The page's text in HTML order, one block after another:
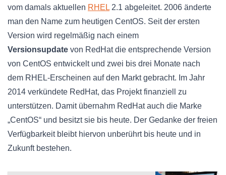
vom damals aktuellen RHEL 2.1 abgeleitet. 2006 änderte
man den Name zum heutigen CentOS. Seit der ersten
Version wird regelmäßig nach einem
Versionsupdate von RedHatdie entsprechende Version
von CentOS entwickelt und zwei bis drei Monate nach
dem RHEL-Erscheinen auf den Markt gebracht. Im Jahr
2014 verkündete RedHat, das Projekt finanziell zu
unterstützen. Damit übernahm RedHatauch die Marke
„CentOS“ und besitzt sie bis heute. Der Gedanke der freien
Verfügbarkeit bleibt hiervon unberührt bis heute und in
Zukunft bestehen.